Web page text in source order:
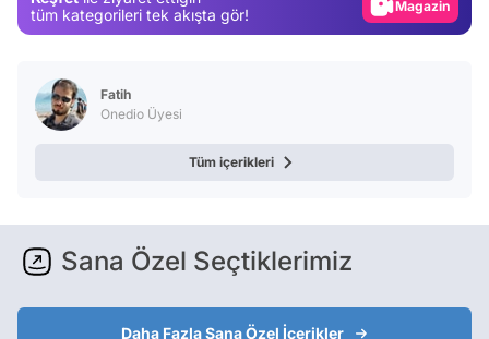
tüm kategorileri tek akışta gör!
Magazin
Fatih
Onedio Üyesi
Tüm içerikleri
Sana Özel Seçtiklerimiz
Daha Fazla Sana Özel İçerikler